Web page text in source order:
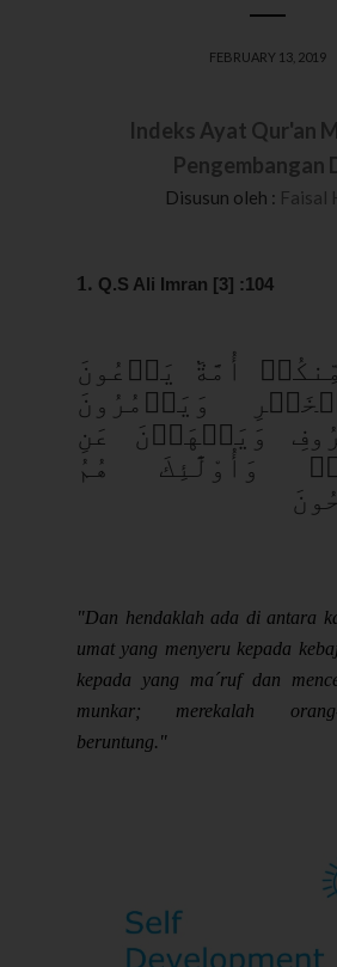
FEBRUARY 13, 2019
Indeks Ayat Qur'an
Pengembangan
Disusun oleh : Faisal
1. Q.S Ali Imran [3] :104
أُمَّةٞ يَدۡعُونَ
وَيَأۡمُرُونَ
وَيَنۡهَوۡنَ عَنِ
وَأُوْلَٰٓئِكَ هُمُ
"Dan hendaklah ada di antara
umat yang menyeru kepada
kepada yang ma´ruf dan
munkar; merekalah
beruntung."